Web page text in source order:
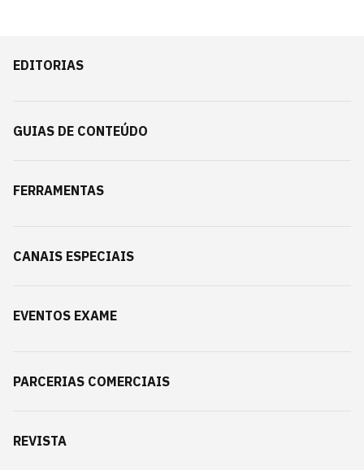
EDITORIAS
GUIAS DE CONTEÚDO
FERRAMENTAS
CANAIS ESPECIAIS
EVENTOS EXAME
PARCERIAS COMERCIAIS
REVISTA